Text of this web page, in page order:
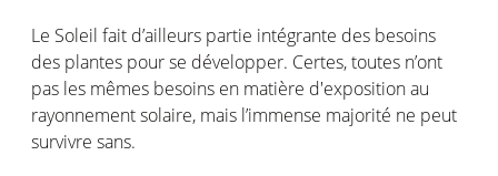
Le Soleil fait d’ailleurs partie intégrante des besoins
des plantes pour se développer. Certes, toutes n’ont
pas les mêmes besoins en matière d'exposition au
rayonnement solaire, mais l’immense majorité ne peut
survivre sans.